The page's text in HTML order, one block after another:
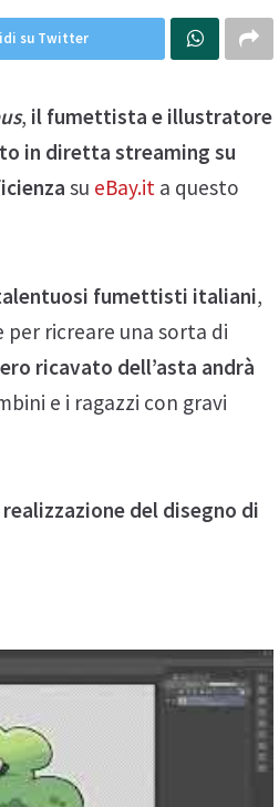
su Twitter
, il fumettista e illustratore
in diretta streaming su
su eBay.it a questo
fumettisti italiani,
per ricreare una sorta di
ricavato dell’asta andrà
e i ragazzi con gravi
del disegno di